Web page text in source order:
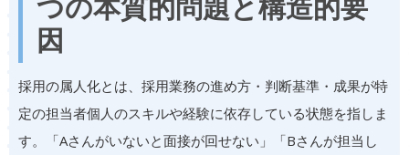
因
採用の属人化とは、採用業務の進め方・判断基準・成果が特
定の担当者個人のスキルや経験に依存している状態を指しま
す。「Aさんがいないと面接が回せない」「Bさんが担当し